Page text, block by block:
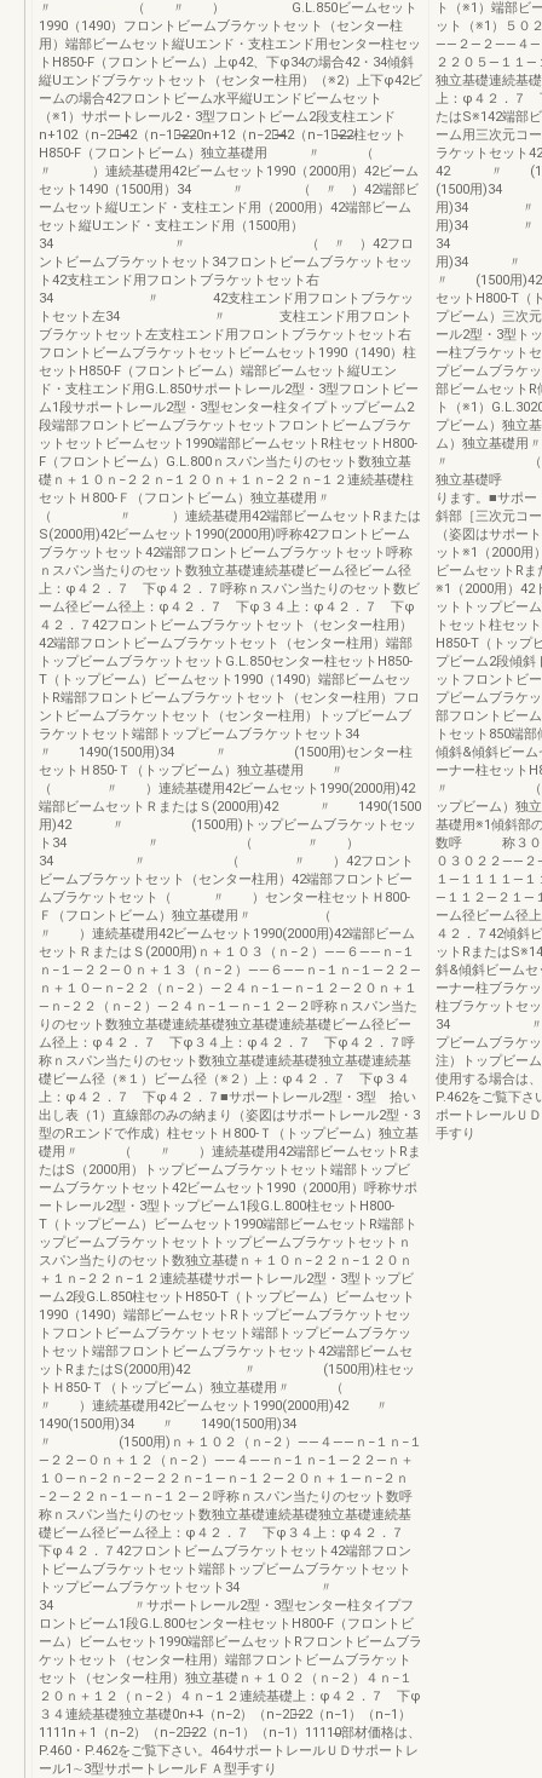
〃 （ 〃 ） G.L.850ビームセット
1990（1490）フロントビームブラケットセット（センター柱
用）端部ビームセット縦Uエンド・支柱エンド用センター柱セッ
トH850-F（フロントビーム）上φ42、下φ34の場合42・34傾斜
縦Uエンドブラケットセット（センター柱用）（※2）上下φ42ビ
ームの場合42フロントビーム水平縦Uエンドビームセット
（※1）サポートレール2・3型フロントビーム2段支柱エンド
n+102（n−2）̶̶4̶̶2（n−1）̶2̶2̶0n+12（n−2）̶̶4̶̶2（n−1）̶2̶2̶柱セット
H850-F（フロントビーム）独立基礎用 〃 （
〃 ）連続基礎用42ビームセット1990（2000用）42ビーム
セット1490（1500用）34 〃 （ 〃 ）42端部ビ
ームセット縦Uエンド・支柱エンド用（2000用）42端部ビーム
セット縦Uエンド・支柱エンド用（1500用）
34 〃 （ 〃 ）42フロ
ントビームブラケットセット34フロントビームブラケットセッ
ト42支柱エンド用フロントブラケットセット右
34 〃 42支柱エンド用フロントブラケッ
トセット左34 〃 支柱エンド用フロント
ブラケットセット左支柱エンド用フロントブラケットセット右
フロントビームブラケットセットビームセット1990（1490）柱
セットH850-F（フロントビーム）端部ビームセット縦Uエン
ド・支柱エンド用G.L.850サポートレール2型・3型フロントビー
ム1段サポートレール2型・3型センター柱タイプトップビーム2
段端部フロントビームブラケットセットフロントビームブラケ
ットセットビームセット1990端部ビームセットR柱セットH800-
F（フロントビーム）G.L.800ｎスパン当たりのセット数独立基
礎ｎ＋１０ｎ−２２ｎ−１２０ｎ＋１ｎ−２２ｎ−１２連続基礎柱
セットＨ800-Ｆ（フロントビーム）独立基礎用〃
（ 〃 ）連続基礎用42端部ビームセットRまたは
S(2000用)42ビームセット1990(2000用)呼称42フロントビーム
ブラケットセット42端部フロントビームブラケットセット呼称
ｎスパン当たりのセット数独立基礎連続基礎ビーム径ビーム径
上：φ４２．７ 下φ４２．７呼称ｎスパン当たりのセット数ビ
ーム径ビーム径上：φ４２．７ 下φ３４上：φ４２．７ 下φ
４２．７42フロントビームブラケットセット（センター柱用）
42端部フロントビームブラケットセット（センター柱用）端部
トップビームブラケットセットG.L.850センター柱セットH850-
T（トップビーム）ビームセット1990（1490）端部ビームセッ
トR端部フロントビームブラケットセット（センター柱用）フロ
ントビームブラケットセット（センター柱用）トップビームブ
ラケットセット端部トップビームブラケットセット34
〃 1490(1500用)34 〃 (1500用)センター柱
セットＨ850-Ｔ（トップビーム）独立基礎用 〃
（ 〃 ）連続基礎用42ビームセット1990(2000用)42
端部ビームセットＲまたはＳ(2000用)42 〃 1490(1500
用)42 〃 (1500用)トップビームブラケットセッ
ト34 〃 （ 〃 ）
34 〃 （ 〃 ）42フロント
ビームブラケットセット（センター柱用）42端部フロントビー
ムブラケットセット（ 〃 ）センター柱セットＨ800-
Ｆ（フロントビーム）独立基礎用〃 （
〃 ）連続基礎用42ビームセット1990(2000用)42端部ビーム
セットＲまたはＳ(2000用)ｎ＋１０３（ｎ−２）――６――ｎ−１
ｎ−１―２２―０ｎ＋１３（ｎ−２）――６――ｎ−１ｎ−１―２２―
ｎ＋１０―ｎ−２２（ｎ−２）―２４ｎ−１―ｎ−１２―２０ｎ＋１
―ｎ−２２（ｎ−２）―２４ｎ−１―ｎ−１２―２呼称ｎスパン当た
りのセット数独立基礎連続基礎独立基礎連続基礎ビーム径ビー
ム径上：φ４２．７ 下φ３４上：φ４２．７ 下φ４２．７呼
称ｎスパン当たりのセット数独立基礎連続基礎独立基礎連続基
礎ビーム径（※１）ビーム径（※２）上：φ４２．７ 下φ３４
上：φ４２．７ 下φ４２．７■サポートレール2型・3型 拾い
出し表（1）直線部のみの納まり（姿図はサポートレール2型・3
型のRエンドで作成）柱セットＨ800-Ｔ（トップビーム）独立基
礎用〃 （ 〃 ）連続基礎用42端部ビームセットRま
たはS（2000用）トップビームブラケットセット端部トップビ
ームブラケットセット42ビームセット1990（2000用）呼称サポ
ートレール2型・3型トップビーム1段G.L.800柱セットH800-
T（トップビーム）ビームセット1990端部ビームセットR端部ト
ップビームブラケットセットトップビームブラケットセットｎ
スパン当たりのセット数独立基礎ｎ＋１０ｎ−２２ｎ−１２０ｎ
＋１ｎ−２２ｎ−１２連続基礎サポートレール2型・3型トップビ
ーム2段G.L.850柱セットH850-T（トップビーム）ビームセット
1990（1490）端部ビームセットRトップビームブラケットセッ
トフロントビームブラケットセット端部トップビームブラケッ
トセット端部フロントビームブラケットセット42端部ビームセ
ットRまたはS(2000用)42 〃 (1500用)柱セッ
トＨ850-Ｔ（トップビーム）独立基礎用〃 （
〃 ）連続基礎用42ビームセット1990(2000用)42 〃
1490(1500用)34 〃 1490(1500用)34
〃 (1500用)ｎ＋１０２（ｎ−２）――４――ｎ−１ｎ−１
―２２―０ｎ＋１２（ｎ−２）――４――ｎ−１ｎ−１―２２―ｎ＋
１０―ｎ−２ｎ−２―２２ｎ−１―ｎ−１２―２０ｎ＋１―ｎ−２ｎ
−２―２２ｎ−１―ｎ−１２―２呼称ｎスパン当たりのセット数呼
称ｎスパン当たりのセット数独立基礎連続基礎独立基礎連続基
礎ビーム径ビーム径上：φ４２．７ 下φ３４上：φ４２．７
下φ４２．７42フロントビームブラケットセット42端部フロン
トビームブラケットセット端部トップビームブラケットセット
トップビームブラケットセット34 〃
34 〃サポートレール2型・3型センター柱タイプフ
ロントビーム1段G.L.800センター柱セットH800-F（フロントビ
ーム）ビームセット1990端部ビームセットRフロントビームブラ
ケットセット（センター柱用）端部フロントビームブラケット
セット（センター柱用）独立基礎ｎ＋１０２（ｎ−２）４ｎ−１
２０ｎ＋１２（ｎ−２）４ｎ−１２連続基礎上：φ４２．７ 下φ
３４連続基礎独立基礎0n+1̶（n−2）（n−2）̶22（n−1）（n−1）
1111n＋1（n−2）（n−2）̶22（n−1）（n−1）11110̶部材価格は、
P.460・P.462をご覧下さい。464サポートレールＵＤサポートレ
ール1∼3型サポートレールＦＡ型手すり
ト（※1）端部ビ
ット（※1）５
――２―２――４―
２２０５―１１―
独立基礎連続基
上：φ４２．７
たはS※142端部
ーム用三次元コ
ラケットセット
42 〃
(1500用
用)34 〃
用)34
34 〃
用)34 〃
〃 (1500用)42
セットH800-T（
プビーム）三次
ール2型・3型ト
ー柱ブラケット
プビームブラケ
部ビームセット
ト（※1）
プビーム）独立
ム）独立基
〃 （ 〃
独立基礎呼 称
ります。■サポ
斜部［三次元コ
（姿図はサポー
ット※1（2000用
ビームセットR
※1（2000用）42
ットトップビー
トセット柱セッ
H850-T（トップ
プビーム2段傾斜
ットフロントビ
プビームブラケ
部フロントビー
トセット850端
傾斜&傾斜ビー
ーナー柱セッ
〃 （ 〃 ）
ップビー
基礎用※1傾斜部
数呼 称３０
０３０２２――
１―１１１１―
―１１２―２１―
ーム径ビーム
４２．７42傾斜
ットRまたは
斜&傾斜ビーム
ーナー柱ブラケ
柱ブラケットセ
34 〃42端部
プビームブラケ
注）トップビー
使用する場合は
P.462をご覧下さ
ポートレールＵ
手すり